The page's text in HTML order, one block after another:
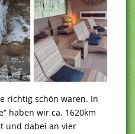
richtig schön waren. In
haben wir ca. 1620km
und dabei an vier